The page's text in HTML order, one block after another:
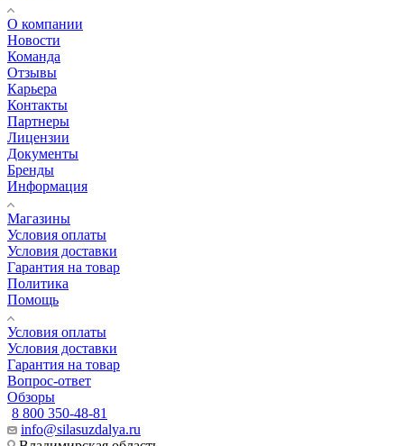
О компании
Новости
Команда
Отзывы
Карьера
Контакты
Партнеры
Лицензии
Документы
Бренды
Информация
Магазины
Условия оплаты
Условия доставки
Гарантия на товар
Политика
Помощь
Условия оплаты
Условия доставки
Гарантия на товар
Вопрос-ответ
Обзоры
8 800 350-48-81
info@silasuzdalya.ru